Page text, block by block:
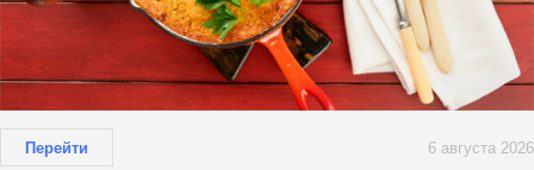
Перейти 6 августа 2026